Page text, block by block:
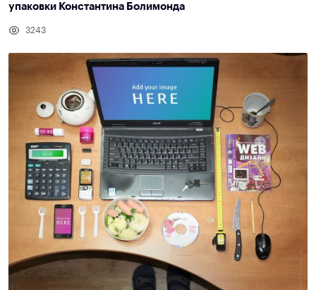
упаковки Константина Болимонда
3243